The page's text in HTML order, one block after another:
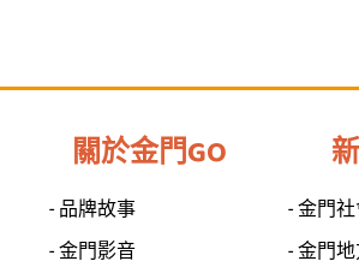
關於金門GO
- 品牌故事
- 金門影音
- 金門
- 金門